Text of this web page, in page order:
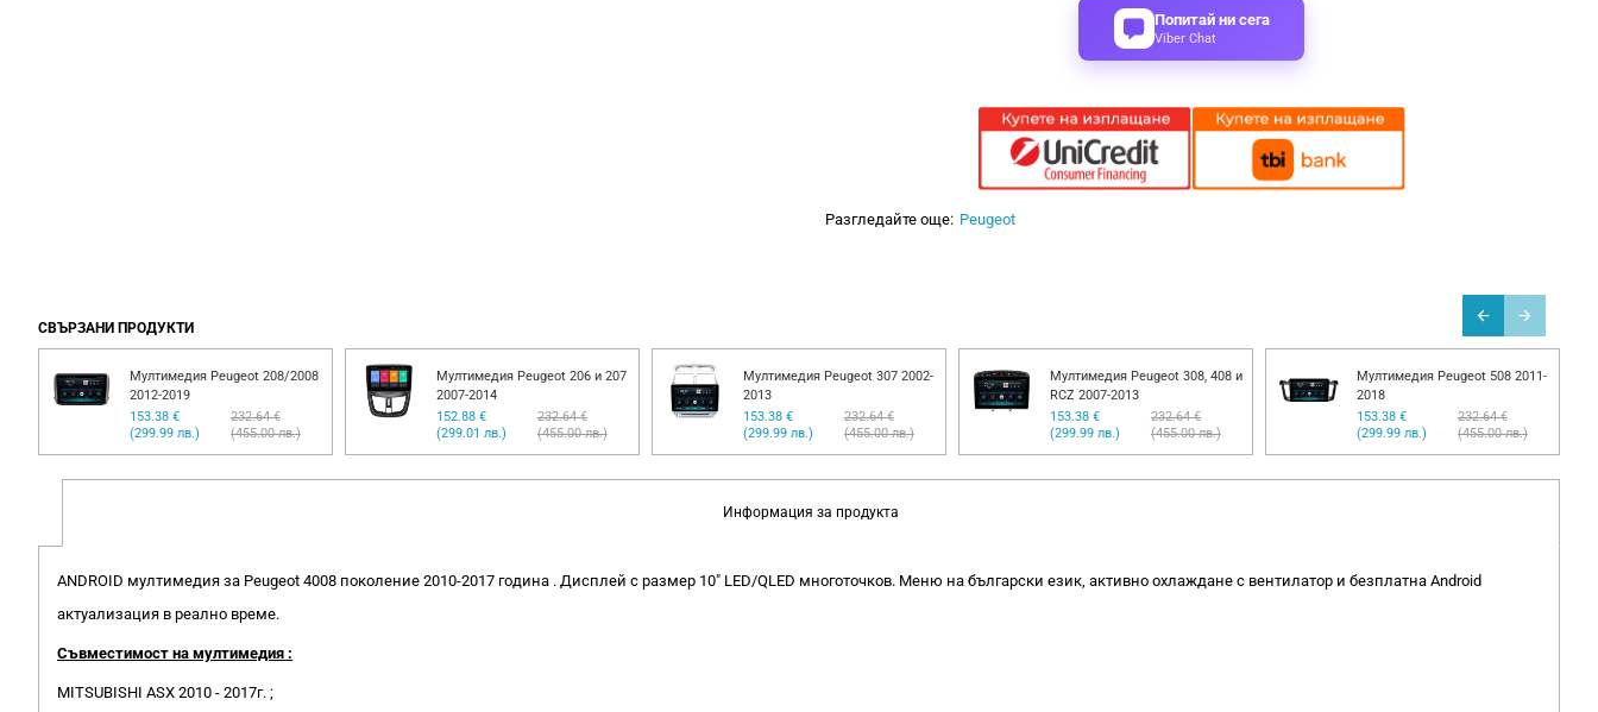
Попитай ни сега
Viber Chat
Разгледайте още: Peugeot
СВЪРЗАНИ ПРОДУКТИ
Мултимедия Peugeot 208/2008
2012-2019
153.38 €
(299.99 лв.)
232.64 €
(455.00 лв.)
Мултимедия Peugeot 206 и 207
2007-2014
152.88 €
(299.01 лв.)
232.64 €
(455.00 лв.)
Мултимедия Peugeot 307 2002-
2013
153.38 €
(299.99 лв.)
232.64 €
(455.00 лв.)
Мултимедия Peugeot 308, 408 и
RCZ 2007-2013
153.38 €
(299.99 лв.)
232.64 €
(455.00 лв.)
Мултимедия Peugeot 508 2011-
2018
153.38 €
(299.99 лв.)
232.64 €
(455.00 лв.)
Информация за продукта
ANDROID мултимедия зa Peugeot 4008 поколение 2010-2017 година . Дисплей с размер 10" LED/QLED многоточков. Меню на български език, активно охлаждане с вентилатор и безплатна Android
актуализация в реално време.
Съвместимост на мултимедия :
MITSUBISHI ASX 2010 - 2017г. ;